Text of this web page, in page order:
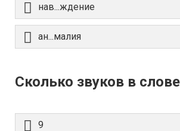
нав...ждение
ан...малия
Сколько звуков в
9